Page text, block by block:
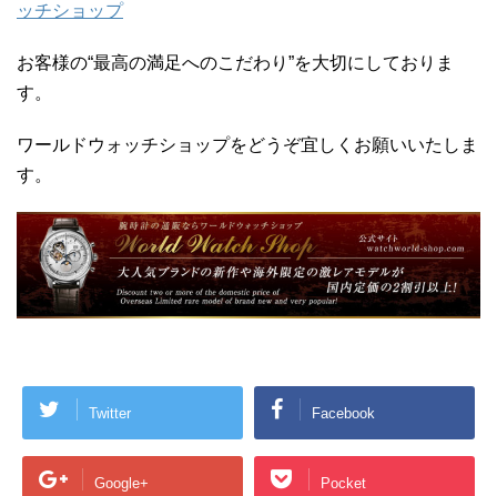
ッチショップ
お客様の“最高の満足へのこだわり”を大切にしておりま
す。
ワールドウォッチショップをどうぞ宜しくお願いいたしま
す。
Twitter Facebook
Google+ Pocket